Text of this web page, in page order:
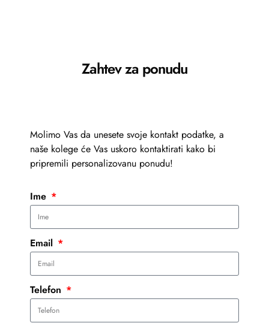
Zahtev za ponudu
Molimo Vas da unesete svoje kontakt podatke, a
naše kolege će Vas uskoro kontaktirati kako bi
pripremili personalizovanu ponudu!
Ime
Email
Telefon